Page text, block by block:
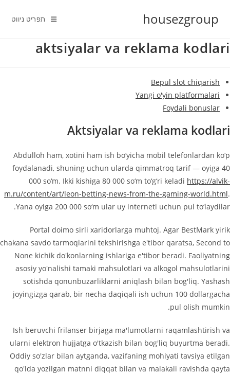
housezgroup תפריט ניווט
aktsiyalar va reklama kodlari
Bepul slot chiqarish
Yangi o'yin platformalari
Foydali bonuslar
Aktsiyalar va reklama kodlari
Abdulloh ham, xotini ham ish bo‘yicha mobil telefonlardan ko‘p
foydalanadi, shuning uchun ularda qimmatroq tarif — oyiga 40
000 so‘m. Ikki kishiga 80 000 so‘m to‘g‘ri keladi https://alvik-
m.ru/content/art/leon-betting-news-from-the-gaming-world.html.
Yana oyiga 200 000 so‘m ular uy interneti uchun pul to‘laydilar.
Portal doimo sirli xaridorlarga muhtoj. Agar BestMark yirik
chakana savdo tarmoqlarini tekshirishga e'tibor qaratsa, Second to
None kichik do'konlarning ishlariga e'tibor beradi. Faoliyatning
asosiy yo'nalishi tamaki mahsulotlari va alkogol mahsulotlarini
sotishda qonunbuzarliklarni aniqlash bilan bog'liq. Yashash
joyingizga qarab, bir necha daqiqali ish uchun 100 dollargacha
pul olish mumkin.
Ish beruvchi frilanser birjaga ma'lumotlarni raqamlashtirish va
ularni elektron hujjatga o'tkazish bilan bog'liq buyurtma beradi.
Oddiy so'zlar bilan aytganda, vazifaning mohiyati tavsiya etilgan
qo'lda yozilgan matnni diqqat bilan va malakali ravishda qayta